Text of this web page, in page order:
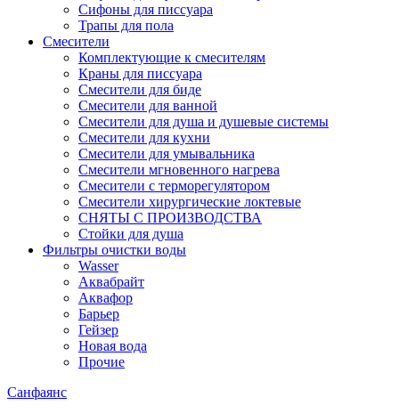
Сифоны для писсуара
Трапы для пола
Смесители
Комплектующие к смесителям
Краны для писсуара
Смесители для биде
Смесители для ванной
Смесители для душа и душевые системы
Смесители для кухни
Смесители для умывальника
Смесители мгновенного нагрева
Смесители с терморегулятором
Смесители хирургические локтевые
СНЯТЫ С ПРОИЗВОДСТВА
Стойки для душа
Фильтры очистки воды
Wasser
Аквабрайт
Аквафор
Барьер
Гейзер
Новая вода
Прочие
Санфаянс